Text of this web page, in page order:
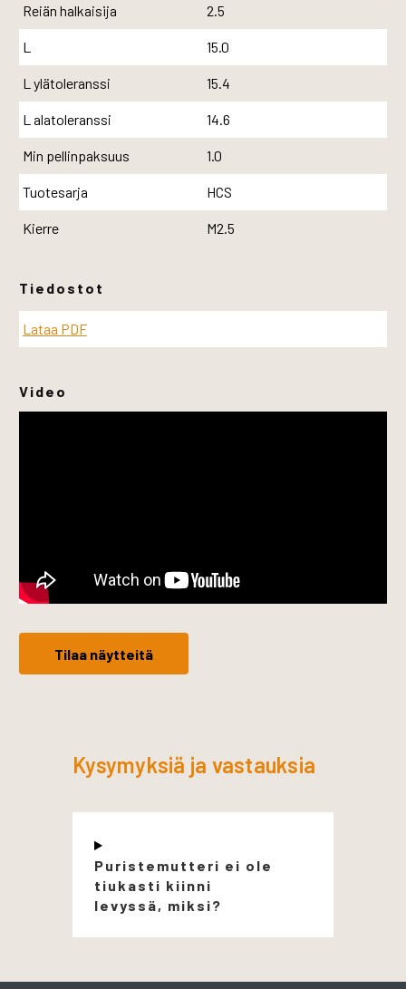
Reiän halkaisija 2.5
L 15.0
L ylätoleranssi 15.4
L alatoleranssi 14.6
Min pellinpaksuus 1.0
Tuotesarja HCS
Kierre M2.5
Tiedostot
Lataa PDF
Video
Tilaa näytteitä
Kysymyksiä ja vastauksia
Puristemutteri ei ole
tiukasti kiinni
levyssä, miksi?